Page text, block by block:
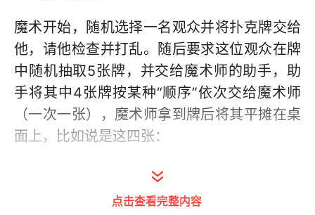
魔术开始，随机选择一名观众并将扑克牌交给
他，请他检查并打乱。随后要求这位观众在牌
中随机抽取5张牌，并交给魔术师的助手，助
手将其中4张牌按某种“顺序”依次交给魔术师
（一次一张），魔术师拿到牌后将其平摊在桌
面上，比如说是这四张：
然后便是见证奇迹的时刻——魔术师宣布，助
手手中还未交出的第5张牌是！随即助手翻开
点击查看完整内容